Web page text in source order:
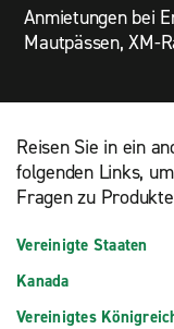
Anmietungen bei
Mautpässen, XM-
Reisen Sie in ein
folgenden Links,
Fragen zu
Vereinigte Staaten
Kanada
Vereinigtes